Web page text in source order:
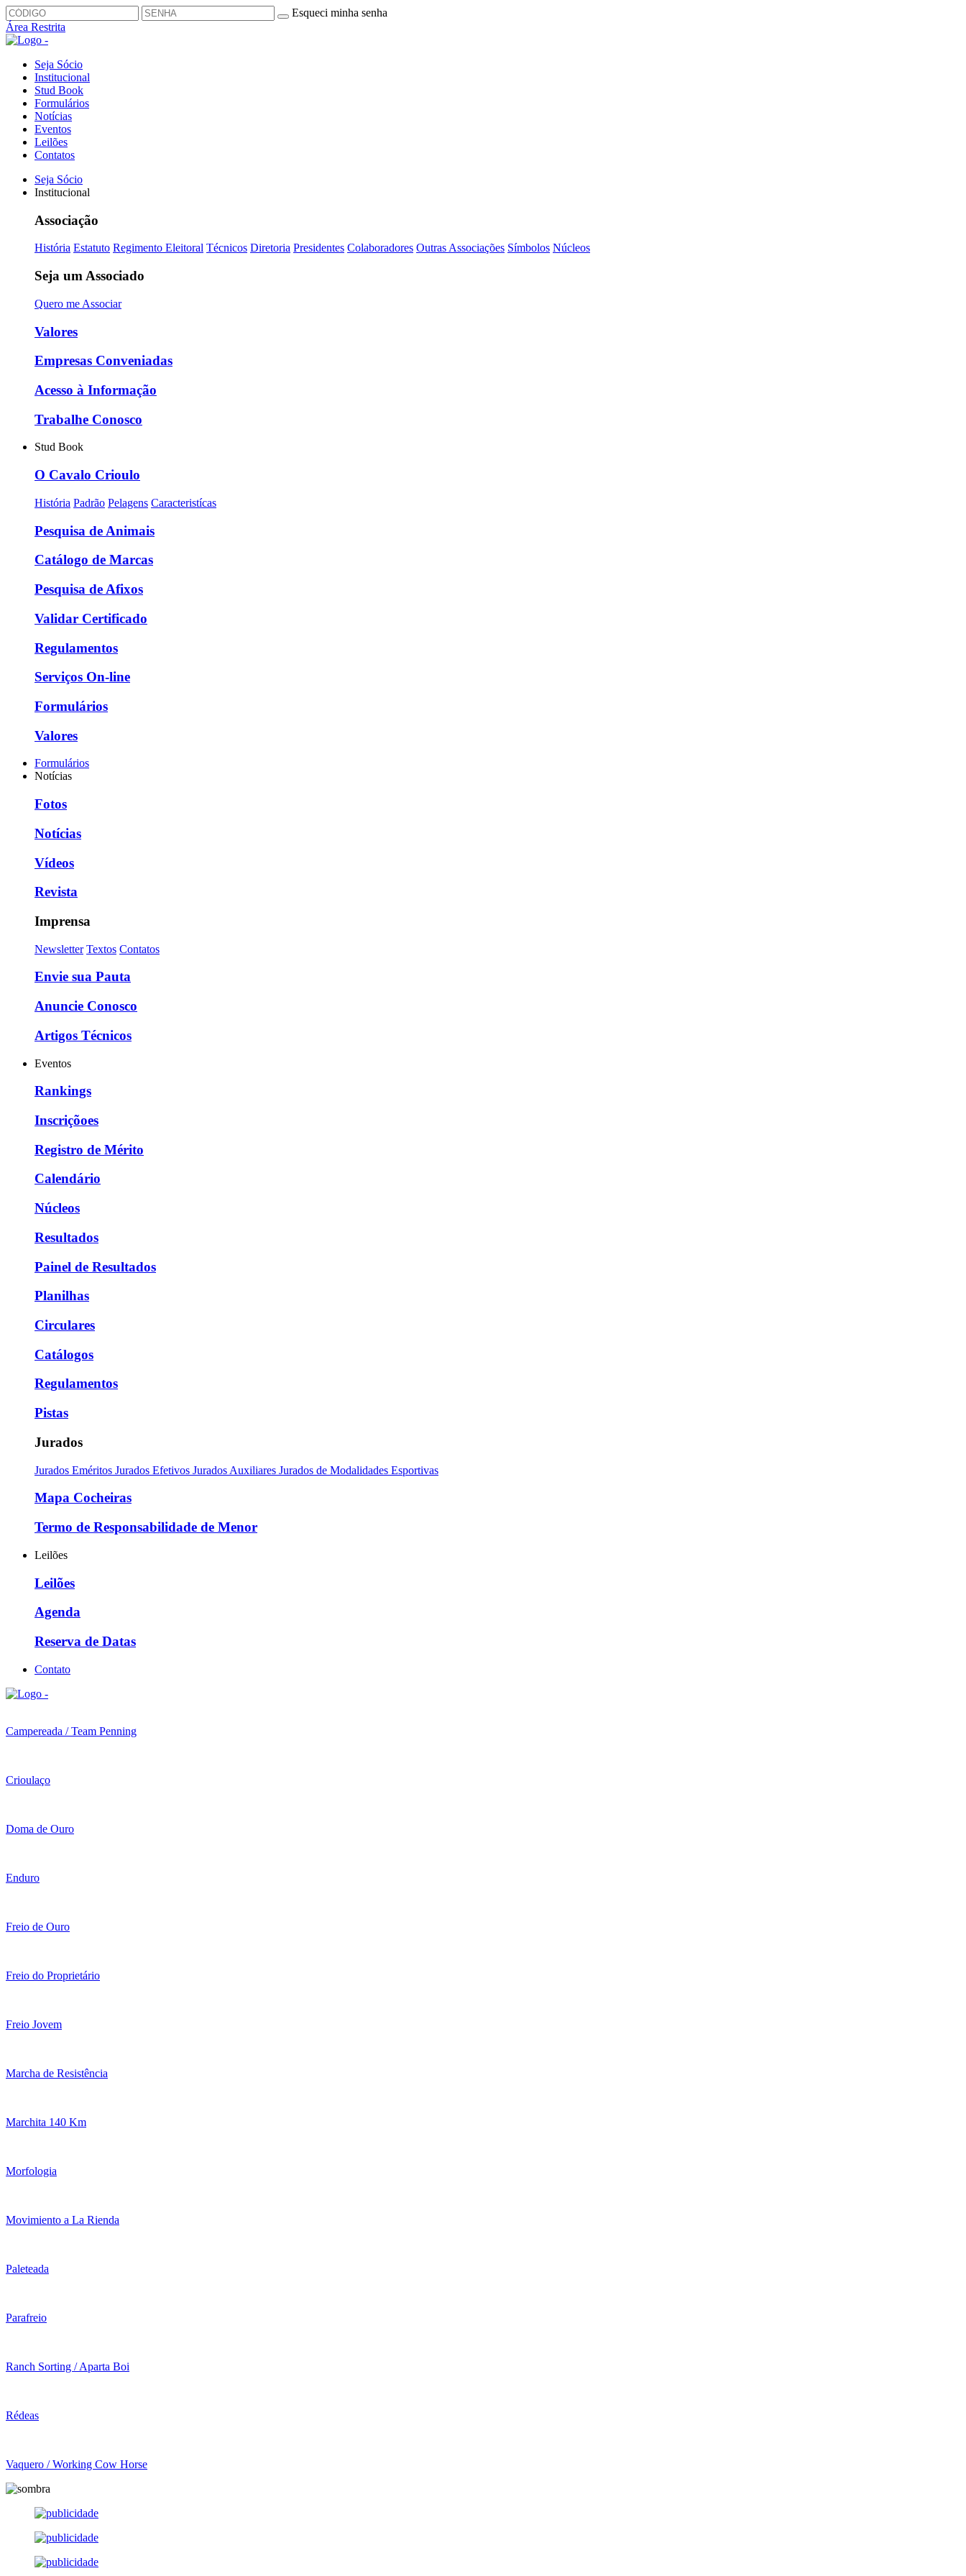
Esqueci minha senha
Área Restrita
Seja Sócio
Institucional
Stud Book
Formulários
Notícias
Eventos
Leilões
Contatos
Seja Sócio
Institucional
Associação
História Estatuto Regimento Eleitoral Técnicos Diretoria Presidentes Colaboradores Outras Associações Símbolos Núcleos
Seja um Associado
Quero me Associar
Valores
Empresas Conveniadas
Acesso à Informação
Trabalhe Conosco
Stud Book
O Cavalo Crioulo
História Padrão Pelagens Caracteristícas
Pesquisa de Animais
Catálogo de Marcas
Pesquisa de Afixos
Validar Certificado
Regulamentos
Serviços On-line
Formulários
Valores
Formulários
Notícias
Fotos
Notícias
Vídeos
Revista
Imprensa
Newsletter Textos Contatos
Envie sua Pauta
Anuncie Conosco
Artigos Técnicos
Eventos
Rankings
Inscriçõoes
Registro de Mérito
Calendário
Núcleos
Resultados
Painel de Resultados
Planilhas
Circulares
Catálogos
Regulamentos
Pistas
Jurados
Jurados Eméritos Jurados Efetivos Jurados Auxiliares Jurados de Modalidades Esportivas
Mapa Cocheiras
Termo de Responsabilidade de Menor
Leilões
Leilões
Agenda
Reserva de Datas
Contato
Campereada / Team Penning
Crioulaço
Doma de Ouro
Enduro
Freio de Ouro
Freio do Proprietário
Freio Jovem
Marcha de Resistência
Marchita 140 Km
Morfologia
Movimiento a La Rienda
Paleteada
Parafreio
Ranch Sorting / Aparta Boi
Rédeas
Vaquero / Working Cow Horse